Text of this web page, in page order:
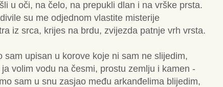
u oči, na čelo, na prepukli dlan i na vrške prsta.
su me odjednom vlastite misterije
iz srca, krijes na brdu, zvijezda patnje vrh vrsta.
sam upisan u korove koje ni sam ne slijedim,
ja volim vodu na česmi, prostu zemlju i kamen -
sam u snu zasjao među arkanđelima blijedim,